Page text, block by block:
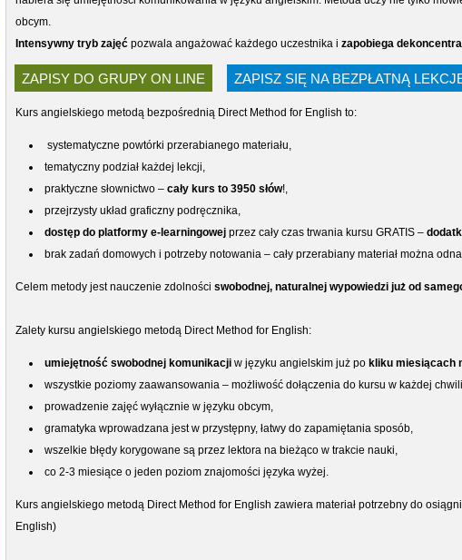
obcym.
Intensywny tryb zajęć pozwala angażować każdego uczestnika i zapobiega
ZAPISY DO GRUPY ON LINE ZAPISZ SIĘ NA BEZPŁATNĄ
Kurs angielskiego metodą bezpośrednią Direct Method for English to:
systematyczne powtórki przerabianego materiału,
tematyczny podział każdej lekcji,
praktyczne słownictwo – cały kurs to 3950 słów!,
przejrzysty układ graficzny podręcznika,
dostęp do platformy e-learningowej przez cały czas trwania kursu GRATIS –
brak zadań domowych i potrzeby notowania – cały przerabiany materiał można
Celem metody jest nauczenie zdolności swobodnej, naturalnej wypowiedzi już od
Zalety kursu angielskiego metodą Direct Method for English:
umiejętność swobodnej komunikacji w języku angielskim już po kliku miesiącach
wszystkie poziomy zaawansowania – możliwość dołączenia do kursu w każdej
prowadzenie zajęć wyłącznie w języku obcym,
gramatyka wprowadzana jest w przystępny, łatwy do zapamiętania sposób,
wszelkie błędy korygowane są przez lektora na bieżąco w trakcie nauki,
co 2-3 miesiące o jeden poziom znajomości języka wyżej.
Kurs angielskiego metodą Direct Method for English zawiera materiał potrzebny do
English)